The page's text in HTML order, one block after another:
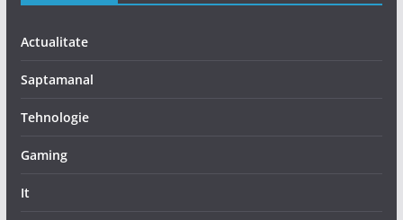
Actualitate
Saptamanal
Tehnologie
Gaming
It